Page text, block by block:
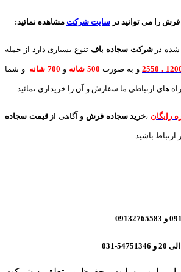
فرش را می توانید در سایت شرکت مشاهده نمائید:
شده درشرکت سجاده باف تنوع بسیاری دارد از جمله
و به صورت 500 شانه و 700 شانه و شما
های ارتباطی ما سفارش و آن را خریداری نمائید.
رایگان ،خرید سجاده فرش و آگاهی ازقیمت سجاده
ارتباط باشید.